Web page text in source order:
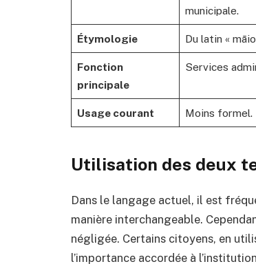
municipale.
Étymologie Du latin «
Fonction
principale
Services
Usage courant Moins formel.
Utilisation des deux
Dans le langage actuel, il est
manière interchangeable.
négligée. Certains citoyens, en
l’importance accordée à